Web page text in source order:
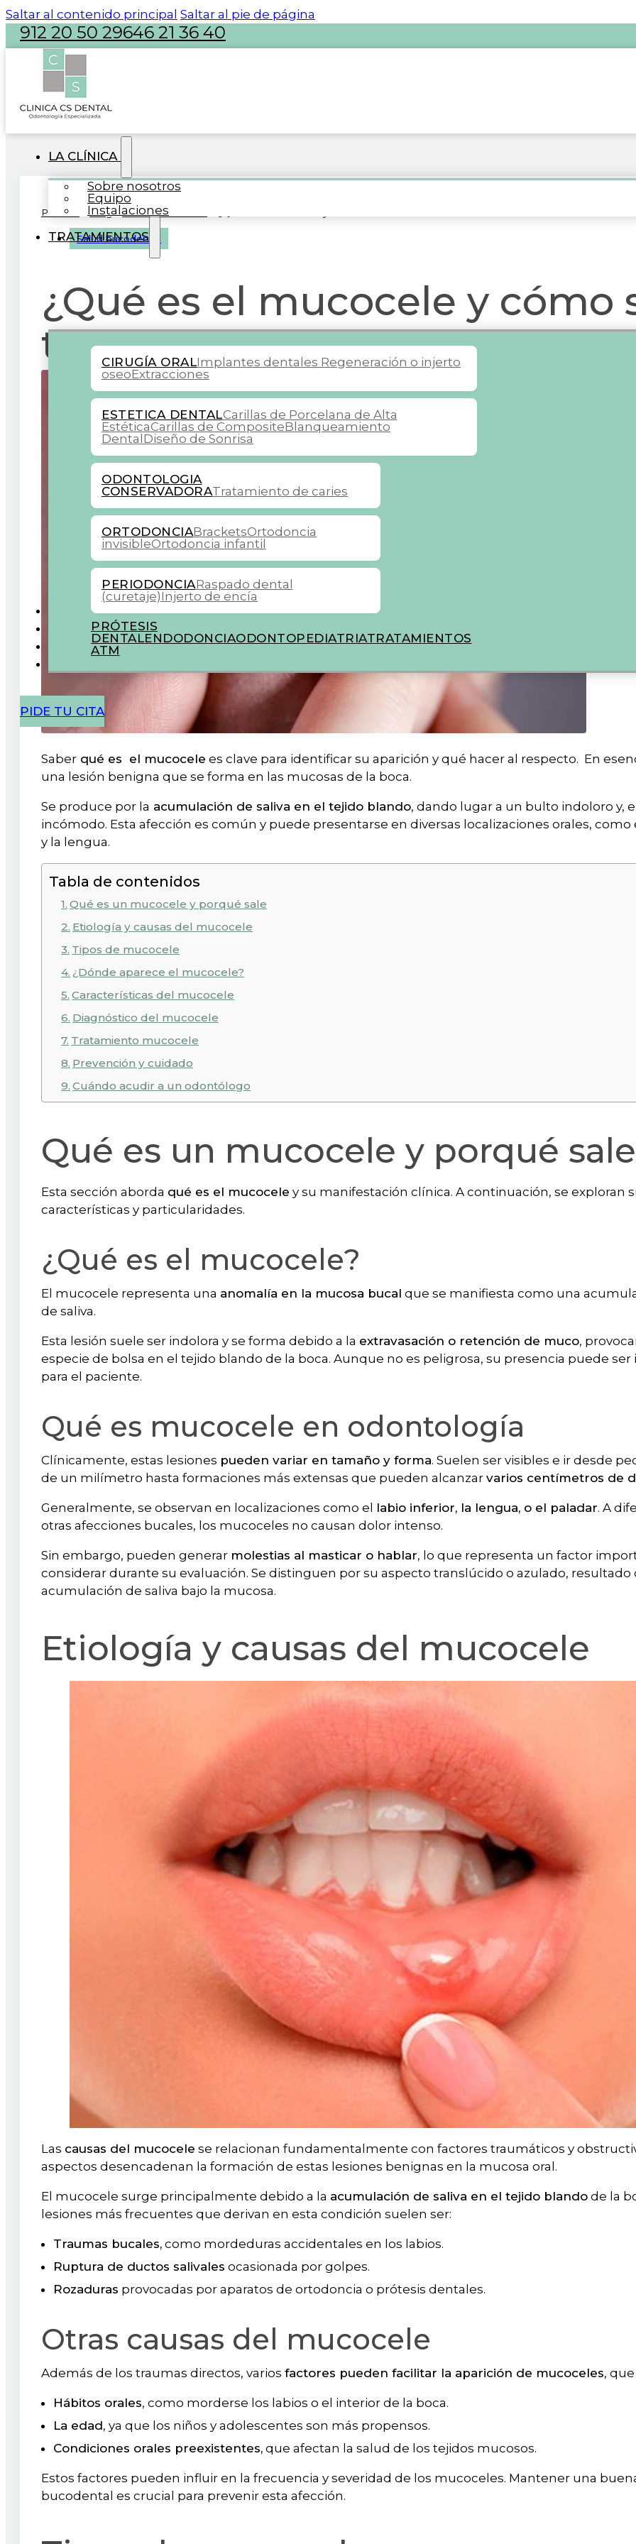
Saltar al contenido principal Saltar al pie de página
912 20 50 29646 21 36 40
atencion@clinicacsdental.com
LA CLÍNICA
Sobre nosotros
Equipo
Instalaciones
TRATAMIENTOS
CIRUGÍA ORALImplantes dentales Regeneración o injerto
oseoExtracciones
ESTETICA DENTALCarillas de Porcelana de Alta
EstéticaCarillas de CompositeBlanqueamiento
Dental Diseño de Sonrisa
ODONTOLOGIA
CONSERVADORATratamiento de caries
ORTODONCIABracketsOrtodoncia
invisibleOrtodoncia infantil
PERIODONCIARaspado dental
(curetaje)Injerto de encía
PRÓTESIS
DENTALENDODONCIAODONTOPEDIATRIATRATAMIENTOS
ATM
COLABORADORES
PIDE TU CITA
Portada »Blog»Salud bucodental
Salud bucodental
¿Qué es el mucocele y cómo
trata?
Saber qué es el mucocele es clave para identificar su aparición y qué hacer al respecto. En
una lesión benigna que se forma en las mucosas de la boca.
Se produce por la acumulación de saliva en el tejido blando, dando lugar a un bulto indoloro y,
incómodo. Esta afección es común y puede presentarse en diversas localizaciones orales, como
y la lengua.
Tabla de contenidos
Qué es un mucocele y porqué sale
Etiología y causas del mucocele
Tipos de mucocele
¿Dónde aparece el mucocele?
Características del mucocele
Diagnóstico del mucocele
Tratamiento mucocele
Prevención y cuidado
Cuándo acudir a un odontólogo
Qué es un mucocele y porqué sale
Esta sección aborda qué es el mucocele y su manifestación clínica. A continuación, se exploran
características y particularidades.
¿Qué es el mucocele?
El mucocele representa una anomalía en la mucosa bucal que se manifiesta como una
de saliva.
Esta lesión suele ser indolora y se forma debido a la extravasación o retención de muco,
especie de bolsa en el tejido blando de la boca. Aunque no es peligrosa, su presencia puede
para el paciente.
Qué es mucocele en odontología
Clínicamente, estas lesiones pueden variar en tamaño y forma. Suelen ser visibles e ir desde
de un milímetro hasta formaciones más extensas que pueden alcanzar varios centímetros de
Generalmente, se observan en localizaciones como el labio inferior, la lengua, o el paladar. A
otras afecciones bucales, los mucoceles no causan dolor intenso.
Sin embargo, pueden generar molestias al masticar o hablar, lo que representa un factor
considerar durante su evaluación. Se distinguen por su aspecto translúcido o azulado, resultado
acumulación de saliva bajo la mucosa.
Etiología y causas del mucocele
Las causas del mucocele se relacionan fundamentalmente con factores traumáticos y
aspectos desencadenan la formación de estas lesiones benignas en la mucosa oral.
El mucocele surge principalmente debido a la acumulación de saliva en el tejido blando de la
lesiones más frecuentes que derivan en esta condición suelen ser:
Traumas bucales, como mordeduras accidentales en los labios.
Ruptura de ductos salivales ocasionada por golpes.
Rozaduras provocadas por aparatos de ortodoncia o prótesis dentales.
Otras causas del mucocele
Además de los traumas directos, varios factores pueden facilitar la aparición de mucoceles,
Hábitos orales, como morderse los labios o el interior de la boca.
La edad, ya que los niños y adolescentes son más propensos.
Condiciones orales preexistentes, que afectan la salud de los tejidos mucosos.
Estos factores pueden influir en la frecuencia y severidad de los mucoceles. Mantener una
bucodental es crucial para prevenir esta afección.